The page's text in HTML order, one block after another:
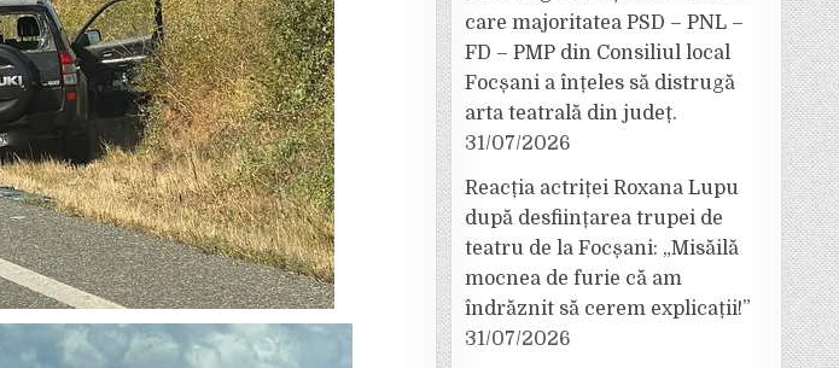
care majoritatea PSD – PNL –
FD – PMP din Consiliul local
Focșani a înțeles să distrugă
arta teatrală din județ.
31/07/2026
Reacția actriței Roxana Lupu
după desființarea trupei de
teatru de la Focșani: „Misăilă
mocnea de furie că am
îndrăznit să cerem explicații!”
31/07/2026